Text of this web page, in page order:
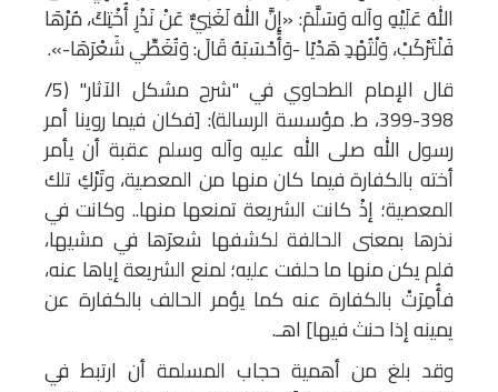
اللهُ عَلَيْهِ وآله وَسَلَّمَ: «إِنَّ اللهَ لَغَنِيٌّ عَنْ نَذْرِ أُخْتِكَ، مُرْهَا
فَلْتَرْكَبْ، وَلْتُهْدِ هَدْيًا -وَأَحْسَبَهُ قَالَ: وَتُغَطِّي شَعْرَهَا-».
قال الإمام الطحاوي في "شرح مشكل الآثار" (5/
398-399، ط. مؤسسة الرسالة): [فكان فيما روينا أمر
رسول الله صلى الله عليه وآله وسلم عقبة أن يأمر
أخته بالكفارة فيما كان منها من المعصية، وتَرْكِ تلك
المعصية؛ إذْ كانت الشريعة تمنعها منها.. وكانت في
نذرها بمعنى الحالفة لكشفها شعرَها في مشيها،
فلم يكن منها ما حلفت عليه؛ لمنع الشريعة إياها عنه،
فأُمِرَتْ بالكفارة عنه كما يؤمر الحالف بالكفارة عن
يمينه إذا حنث فيها] اهـ.
وقد بلغ من أهمية حجاب المسلمة أن ارتبط في